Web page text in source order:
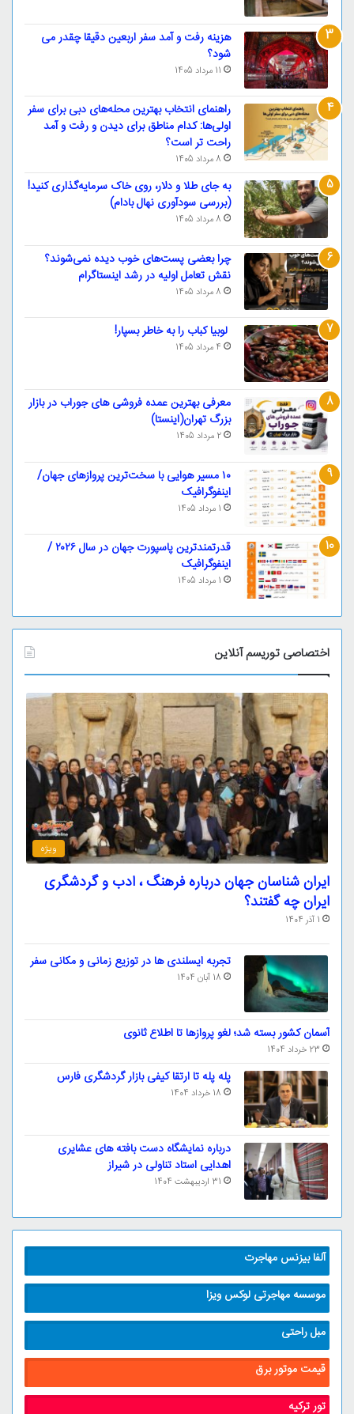
هزینه رفت و آمد سفر اربعین دقیقا چقدر می
شود؟
11 مرداد 1405
راهنمای انتخاب بهترین محله‌های دبی برای سفر
اولی‌ها: کدام مناطق برای دیدن و رفت و آمد
راحت تر است؟
8 مرداد 1405
به جای طلا و دلار، روی خاک سرمایه‌گذاری کنید!
(بررسی سودآوری نهال بادام)
8 مرداد 1405
چرا بعضی پست‌های خوب دیده نمی‌شوند؟
نقش تعامل اولیه در رشد اینستاگرام
8 مرداد 1405
لوبیا کباب را به خاطر بسپار!
4 مرداد 1405
معرفی بهترین عمده فروشی های جوراب در بازار
بزرگ تهران(اینستا)
2 مرداد 1405
۱۰ مسیر هوایی با سخت‌ترین پروازهای جهان/
اینفوگرافیک
1 مرداد 1405
قدرتمندترین پاسپورت‌ جهان در سال ۲۰۲۶ /
اینفوگرافیک
1 مرداد 1405
اختصاصی توریسم آنلاین
ویژه
ایران شناسان جهان درباره فرهنگ ، ادب و گردشگری
ایران چه گفتند؟
1 آذر 1404
تجربه ایسلندی ها در توزیع زمانی و مکانی سفر
18 آبان 1404
آسمان کشور بسته شد؛ لغو پروازها تا اطلاع ثانوی
23 خرداد 1404
پله پله تا ارتقا کیفی بازار گردشگری فارس
18 خرداد 1404
درباره نمایشگاه دست بافته های عشایری
اهدایی استاد تناولی در شیراز
31 اردیبهشت 1404
آلفا بیزنس مهاجرت
موسسه مهاجرتی لوکس ویزا
مبل راحتی
قیمت موتور برق
تور ترکیه